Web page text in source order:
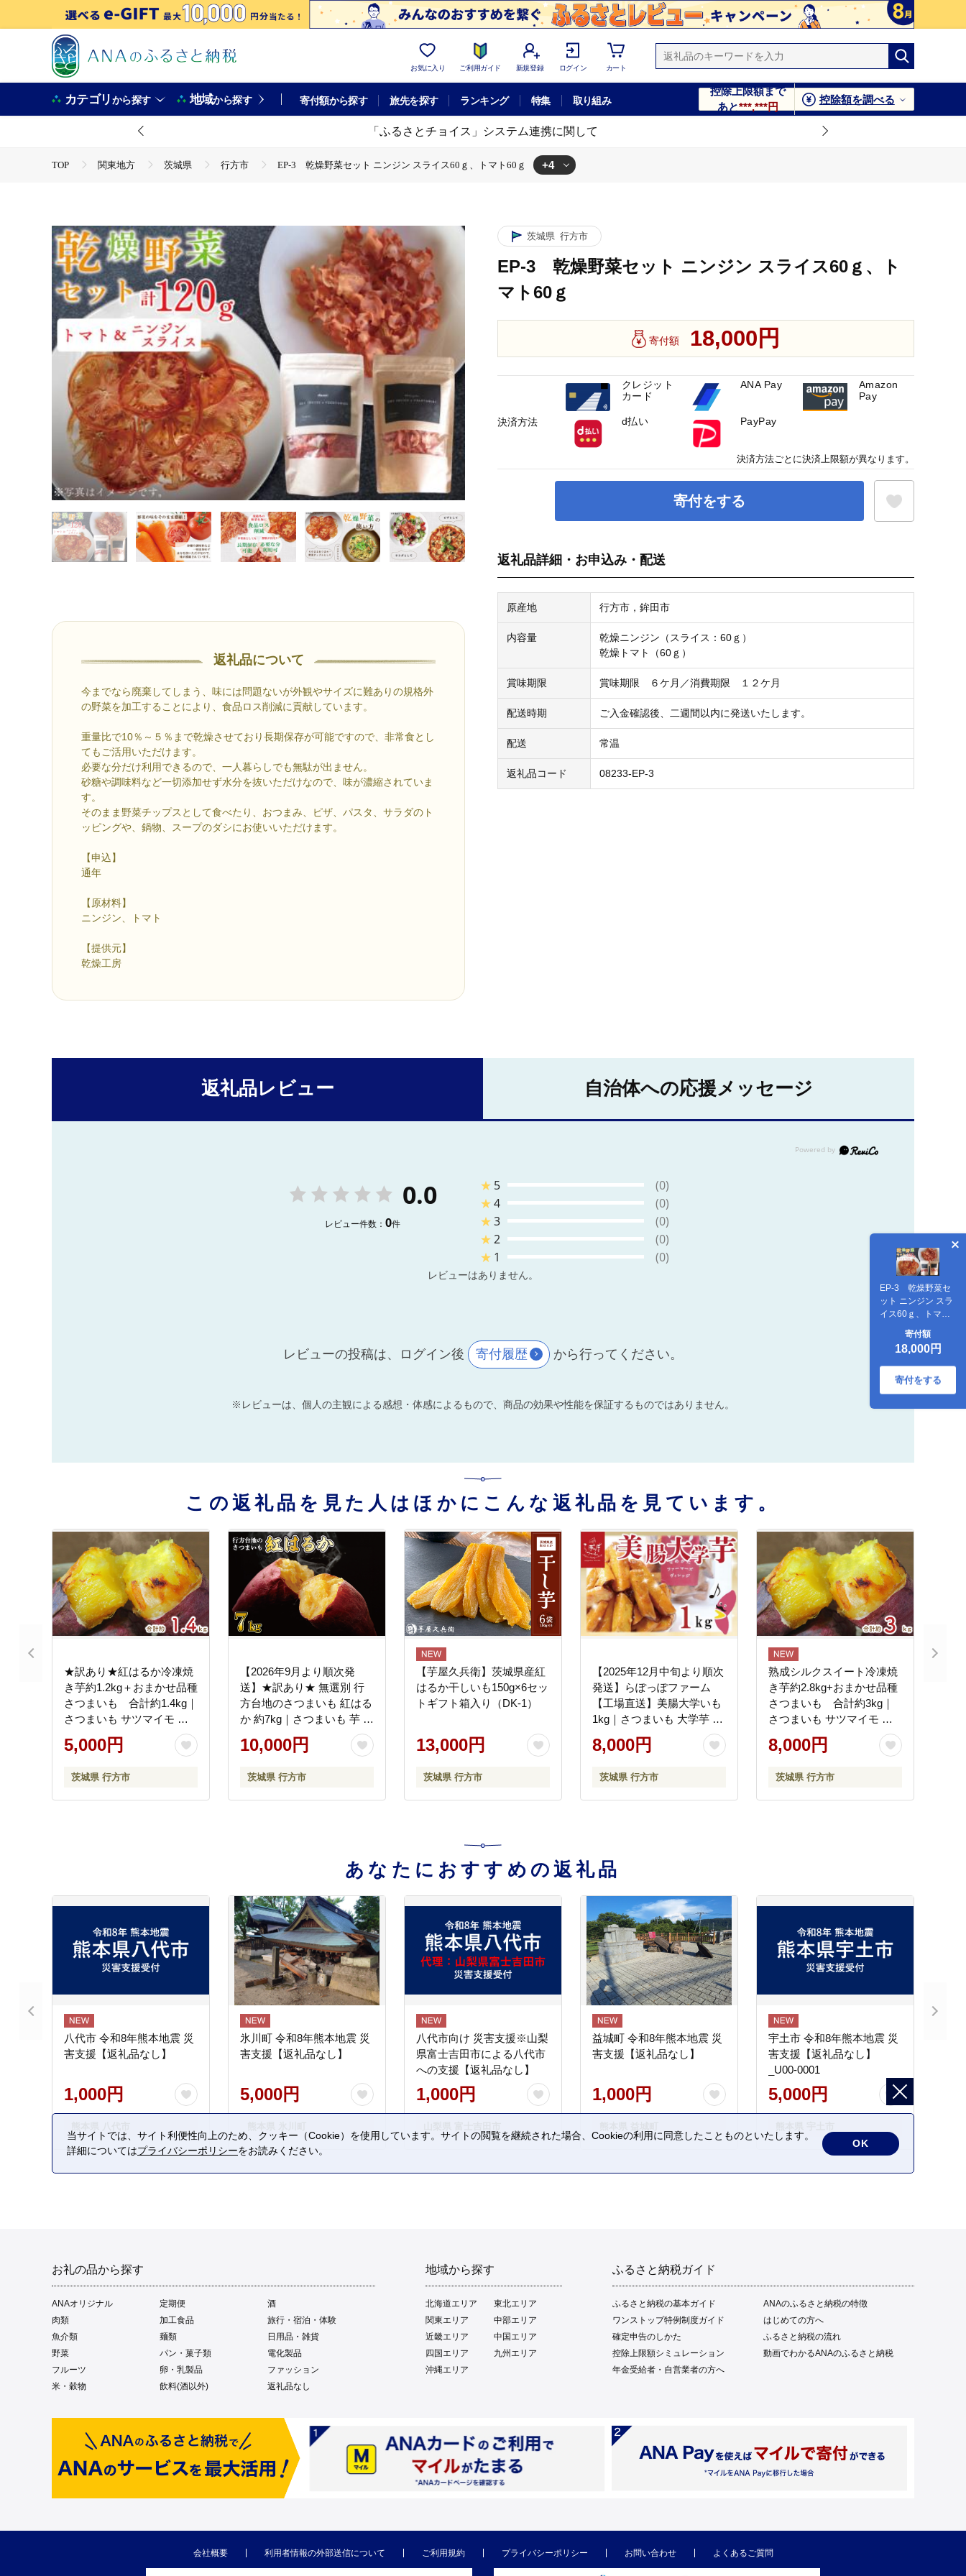
お気に入り ご利用ガイド 新規登録 ログイン カート
カテゴリから探す 地域から探す 寄付額から探す 旅先を探す ランキング 特集 取り組み
控除上限額まで
あと***,***円
控除額を調べる
「ふるさとチョイス」システム連携に関して
TOP 関東地方 茨城県 行方市 EP-3 乾燥野菜セット ニンジン スライス60ｇ、トマト60ｇ +4
返礼品について
今までなら廃棄してしまう、味には問題ないが外観やサイズに難ありの規格外
の野菜を加工することにより、食品ロス削減に貢献しています。
重量比で10％～５％まで乾燥させており長期保存が可能ですので、非常食とし
てもご活用いただけます。
必要な分だけ利用できるので、一人暮らしでも無駄が出ません。
砂糖や調味料など一切添加せず水分を抜いただけなので、味が濃縮されていま
す。
そのまま野菜チップスとして食べたり、おつまみ、ピザ、パスタ、サラダのト
ッピングや、鍋物、スープのダシにお使いいただけます。
【申込】
通年
【原材料】
ニンジン、トマト
【提供元】
乾燥工房
茨城県 行方市
EP-3 乾燥野菜セット ニンジン スライス60ｇ、ト
マト60ｇ
寄付額 18,000円
寄付をする
EP-3 乾燥野菜セ
ット ニンジン スラ
イス60ｇ、トマト
寄付額
18,000円
寄付をする
返礼品詳細・お申込み・配送
原産地 行方市，鉾田市
内容量
乾燥ニンジン（スライス：60ｇ）
乾燥トマト（60ｇ）
賞味期限 賞味期限 ６ケ月／消費期限 １２ケ月
配送時期 ご入金確認後、二週間以内に発送いたします。
配送 常温
返礼品コード 08233-EP-3
決済方法
クレジット
カード
ANA Pay
Amazon
Pay
d払い PayPay
決済方法ごとに決済上限額が異なります。
返礼品レビュー 自治体への応援メッセージ
0.0
レビュー件数： 0件
★ 5
(0)
★4
(0)
★3
(0)
★2
(0)
★ 1 (0)
レビューはありません。
レビューの投稿は、ログイン後 寄付履歴 から行ってください。
※レビューは、個人の主観による感想・体感によるもので、商品の効果や性能を保証するものではありません。
この返礼品を見た人はほかにこんな返礼品を見ています。
★訳あり★紅はるか冷凍焼
き芋約1.2kg＋おまかせ品種
さつまいも 合計約1.4kg｜
さつまいも サツマイモ さ
つま芋 焼き芋 やきいも 冷
凍 冷凍焼き芋 訳あり 訳ア
(EY-26)
5,000円
茨城県 行方市
【2026年9月より順次発
送】★訳あり★ 無選別 行
方台地のさつまいも 紅はる
か 約7kg｜さつまいも 芋 サ
ツマイモ 紅はるか 訳あり
わけあり 無選別 先行予約
10,000円
茨城県 行方市
【芋屋久兵衛】茨城県産紅
はるか干しいも150g×6セッ
トギフト箱入り（DK-1）
13,000円
茨城県 行方市
【2025年12月中旬より順次
発送】らぽっぽファーム
【工場直送】美腸大学いも
1kg｜さつまいも 大学芋 芋
サツマイモ だいがくいも
スイーツ お菓子 冷凍 美腸
県 行方市 らぽっぽファー
ム(CQ-19)
8,000円
茨城県 行方市
熟成シルクスイート冷凍焼
き芋約2.8kg+おまかせ品種
さつまいも 合計約3kg｜
さつまいも サツマイモ さ
つま芋 焼き芋 やきいも 冷
凍 冷凍焼き芋 シルクスイ
8,000円
茨城県 行方市
あなたにおすすめの返礼品
八代市 令和8年熊本地震 災
害支援【返礼品なし】
1,000円
氷川町 令和8年熊本地震 災
害支援【返礼品なし】
5,000円
八代市向け 災害支援※山梨
県富士吉田市による八代市
への支援【返礼品なし】
1,000円
益城町 令和8年熊本地震 災
害支援【返礼品なし】
1,000円
宇土市 令和8年熊本地震 災
害支援【返礼品なし】
_U00-0001
5,000円
お礼の品から探す
ANAオリジナル 定期便
酒
肉類
加工食品
旅行・宿泊・体験
魚介類
麺類
日用品・雑貨
野菜
パン・菓子類
電化製品
フルーツ
卵・乳製品
ファッション
米・穀物
飲料(酒以外) 返礼品なし
地域から探す
北海道エリア
東北エリア
関東エリア
中部エリア
近畿エリア
中国エリア
四国エリア
九州エリア
沖縄エリア
ふるさと納税ガイド
ふるさと納税の基本ガイド
ANAのふるさと納税の特徴
ワンストップ特例制度ガイド
はじめての方へ
確定申告のしかた
ふるさと納税の流れ
控除上限額シミュレーション
動画でわかるANAのふるさと納税
年金受給者・自営業者の方へ
会社概要 利用者情報の外部送信について ご利用規約 プライバシーポリシー お問い合わせ よくあるご質問
当サイトでは、サイト利便性向上のため、クッキー（Cookie）を使用しています。サイトの閲覧を継続された場合、Cookieの利用に同意したことものといたします。
詳細についてはプライバシーポリシーをお読みください。
OK